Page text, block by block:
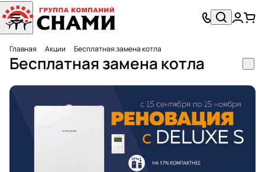
Главная Акции Бесплатная замена котла
Бесплатная замена котла